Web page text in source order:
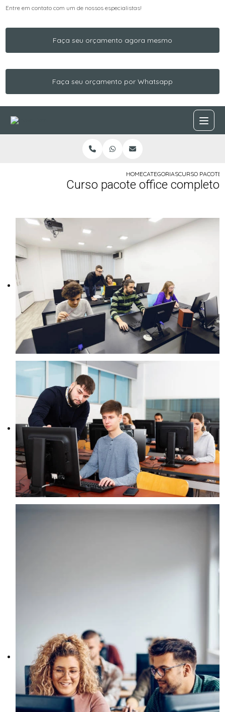
Entre em contato com um de nossos especialistas!
Faça seu orçamento agora mesmo
Faça seu orçamento por Whatsapp
HOMECATEGORIASCURSO PACOTE
Curso pacote office completo